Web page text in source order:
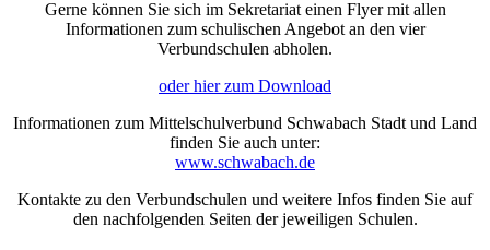
Gerne können Sie sich im Sekretariat einen Flyer mit allen
Informationen zum schulischen Angebot an den vier
Verbundschulen abholen.
oder hier zum Download
Informationen zum Mittelschulverbund Schwabach Stadt und Land
finden Sie auch unter:
www.schwabach.de
Kontakte zu den Verbundschulen und weitere Infos finden Sie auf
den nachfolgenden Seiten der jeweiligen Schulen.